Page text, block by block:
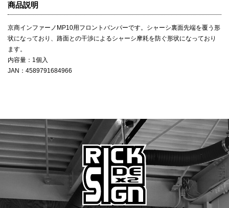
商品説明
京商インファーノMP10用フロントバンパーです。シャーシ裏面先端を覆う形
状になっており、路面との干渉によるシャーシ摩耗を防ぐ形状になっており
ます。
内容量：1個入
JAN：4589791684966